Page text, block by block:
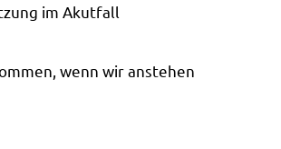
im Akutfall
wenn wir anstehen